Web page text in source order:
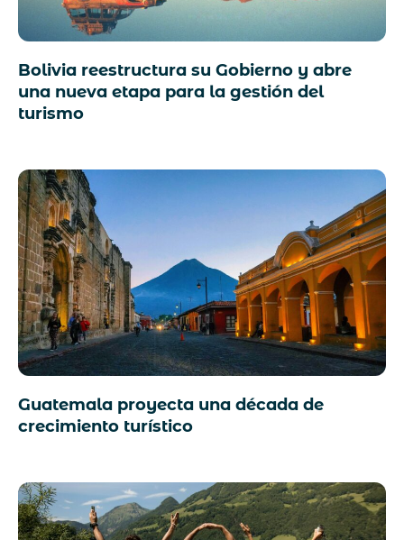
Bolivia reestructura su Gobierno y abre
una nueva etapa para la gestión del
turismo
Guatemala proyecta una década de
crecimiento turístico